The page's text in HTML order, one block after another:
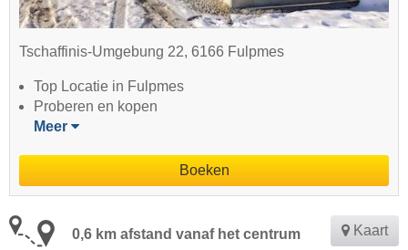
Tschaffinis-Umgebung 22, 6166 Fulpmes
Top Locatie in Fulpmes
Proberen en kopen
Meer
Boeken
0,6 km afstand vanaf het centrum Kaart